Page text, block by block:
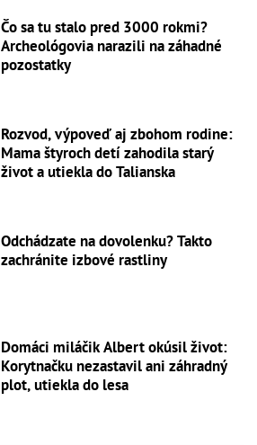
Čo sa tu stalo pred 3000 rokmi?
Archeológovia narazili na záhadné
pozostatky
Rozvod, výpoveď aj zbohom rodine:
Mama štyroch detí zahodila starý
život a utiekla do Talianska
Odchádzate na dovolenku? Takto
zachránite izbové rastliny
Domáci miláčik Albert okúsil život:
Korytnačku nezastavil ani záhradný
plot, utiekla do lesa